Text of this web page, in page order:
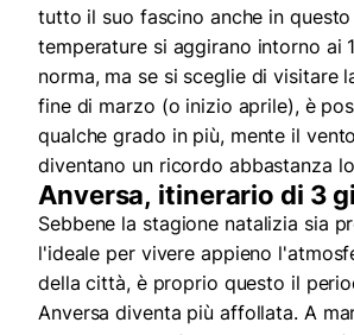
tutto il suo fascino anche in
temperature si aggirano intorno ai
norma, ma se si sceglie di visitare
fine di marzo (o inizio aprile), è
qualche grado in più, mente il
diventano un ricordo abbastanza
Anversa, itinerario di 3
Sebbene la stagione natalizia sia
l'ideale per vivere appieno
della città, è proprio questo il
Anversa diventa più affollata. A